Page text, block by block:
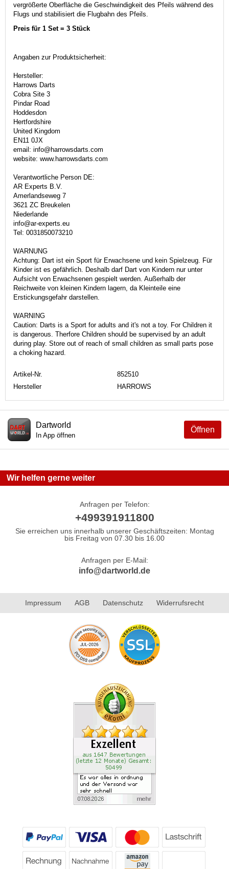
vergrößerte Oberfläche die Geschwindigkeit des Pfeils während des
Flugs und stabilisiert die Flugbahn des Pfeils.
Preis für 1 Set = 3 Stück
Angaben zur Produktsicherheit:
Hersteller:
Harrows Darts
Cobra Site 3
Pindar Road
Hoddesdon
Hertfordshire
United Kingdom
EN11 0JX
email: info@harrowsdarts.com
website: www.harrowsdarts.com
Verantwortliche Person DE:
AR Experts B.V.
Amerlandseweg 7
3621 ZC Breukelen
Niederlande
info@ar-experts.eu
Tel: 0031850073210
WARNUNG
Achtung: Dart ist ein Sport für Erwachsene und kein Spielzeug. Für
Kinder ist es gefährlich. Deshalb darf Dart von Kindern nur unter
Aufsicht von Erwachsenen gespielt werden. Außerhalb der
Reichweite von kleinen Kindern lagern, da Kleinteile eine
Erstickungsgefahr darstellen.
WARNING
Caution: Darts is a Sport for adults and it's not a toy. For Children it
is dangerous. Therfore Children should be supervised by an adult
during play. Store out of reach of small children as small parts pose
a choking hazard.
Artikel-Nr.
852510
Hersteller
HARROWS
Öffnen
Dartworld
In App öffnen
Wir helfen gerne weiter
Anfragen per Telefon:
+499391911800
Sie erreichen uns innerhalb unserer Geschäftszeiten: Montag
bis Freitag von 07.30 bis 16.00
Anfragen per E-Mail:
info@dartworld.de
Impressum AGB Datenschutz Widerrufsrecht